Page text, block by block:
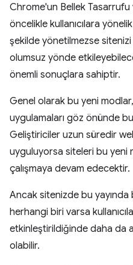
Chrome'un Bellek Tasarrufu
öncelikle kullanıcılara
şekilde yönetilmezse
olumsuz yönde
önemli sonuçlara sahiptir.
Genel olarak bu yeni
uygulamaları göz önünde
Geliştiriciler uzun süredir
uyguluyorsa siteleri bu yeni
çalışmaya devam edecektir.
Ancak sitenizde bu
herhangi biri varsa
etkinleştirildiğinde daha da
olabilir.